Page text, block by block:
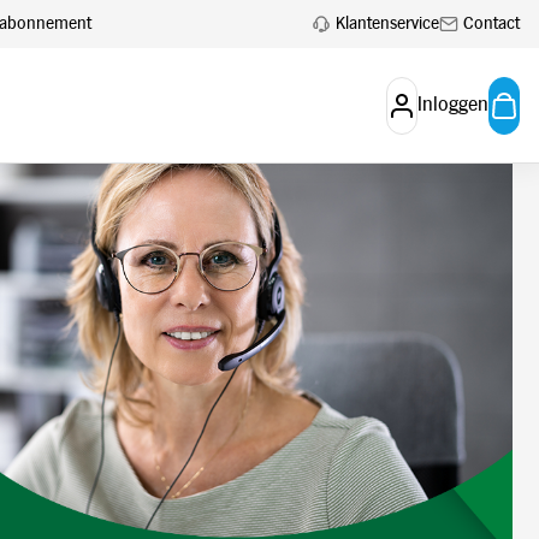
Klantenservice Contact
Inloggen